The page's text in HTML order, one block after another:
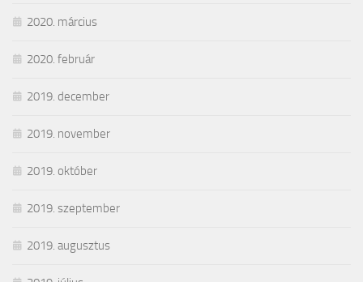
2020. március
2020. február
2019. december
2019. november
2019. október
2019. szeptember
2019. augusztus